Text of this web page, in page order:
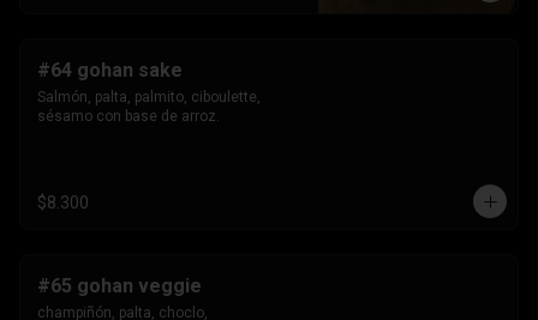
#64 gohan sake
Salmón, palta, palmito, ciboulette,
sésamo con base de arroz.
$8.300
#65 gohan veggie
champiñón, palta, choclo,